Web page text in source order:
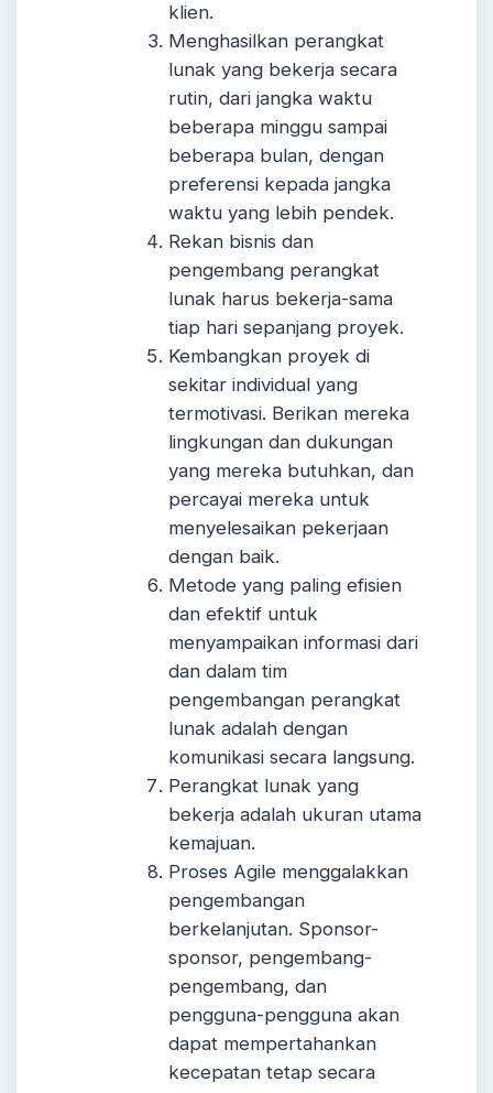
klien.
Menghasilkan perangkat
lunak yang bekerja secara
rutin, dari jangka waktu
beberapa minggu sampai
beberapa bulan, dengan
preferensi kepada jangka
waktu yang lebih pendek.
Rekan bisnis dan
pengembang perangkat
lunak harus bekerja-sama
tiap hari sepanjang proyek.
Kembangkan proyek di
sekitar individual yang
termotivasi. Berikan mereka
lingkungan dan dukungan
yang mereka butuhkan, dan
percayai mereka untuk
menyelesaikan pekerjaan
dengan baik.
Metode yang paling efisien
dan efektif untuk
menyampaikan informasi dari
dan dalam tim
pengembangan perangkat
lunak adalah dengan
komunikasi secara langsung.
Perangkat lunak yang
bekerja adalah ukuran utama
kemajuan.
Proses Agile menggalakkan
pengembangan
berkelanjutan. Sponsor-
sponsor, pengembang-
pengembang, dan
pengguna-pengguna akan
dapat mempertahankan
kecepatan tetap secara